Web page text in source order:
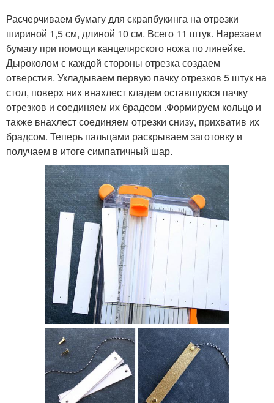
Расчерчиваем бумагу для скрапбукинга на отрезки
шириной 1,5 см, длиной 10 см. Всего 11 штук. Нарезаем
бумагу при помощи канцелярского ножа по линейке.
Дыроколом с каждой стороны отрезка создаем
отверстия. Укладываем первую пачку отрезков 5 штук на
стол, поверх них внахлест кладем оставшуюся пачку
отрезков и соединяем их брадсом .Формируем кольцо и
также внахлест соединяем отрезки снизу, прихватив их
брадсом. Теперь пальцами раскрываем заготовку и
получаем в итоге симпатичный шар.